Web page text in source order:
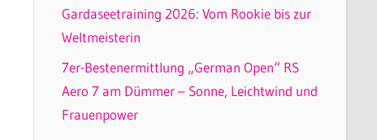
Gardaseetraining 2026: Vom Rookie bis zur
Weltmeisterin
7er-Bestenermittlung „German Open“ RS
Aero 7 am Dümmer – Sonne, Leichtwind und
Frauenpower